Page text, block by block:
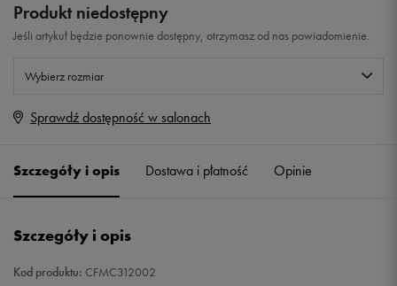
Produkt niedostępny
Jeśli artykuł będzie ponownie dostępny, otrzymasz od nas powiadomienie.
Wybierz rozmiar
Rozmiary EU
Sprawdź dostępność w salonach
Szczegóły i opis Dostawa i płatność Opinie
Szczegóły i opis
Kod produktu: CFMC312002